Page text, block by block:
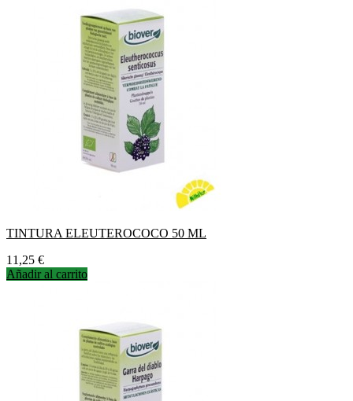
TINTURA ELEUTEROCOCO 50 ML
Precio
11,25 €
Añadir al carrito